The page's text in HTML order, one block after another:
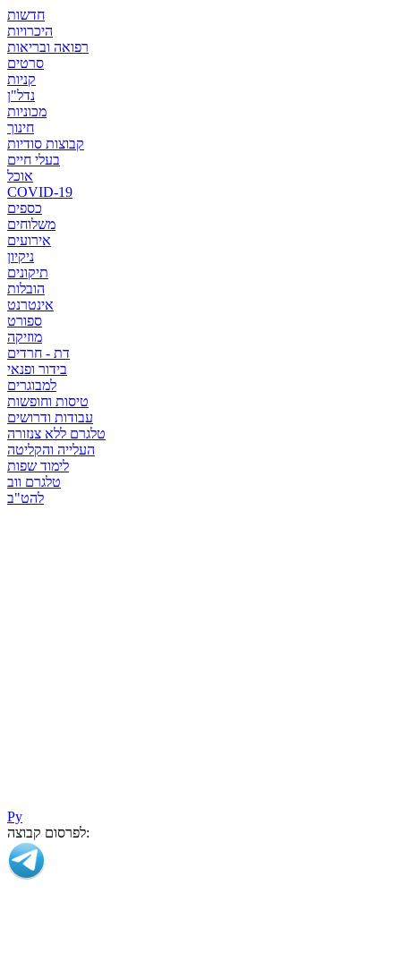
חדשות
היכרויות
רפואה ובריאות
סרטים
קניות
נדל"ן
מכוניות
חינוך
קבוצות סודיות
בעלי חיים
אוכל
COVID-19
כספים
משלוחים
אירועים
ניקיון
תיקונים
הובלות
אינטרנט
ספורט
מוזיקה
דת - חרדים
בידור ופנאי
למבוגרים
טיסות וחופשות
עבודות ודרושים
טלגרם ללא צנזורה
העלייה והקליטה
לימוד שפות
טלגרם ווב
להט"ב
Ру
לפרסום קבוצה: